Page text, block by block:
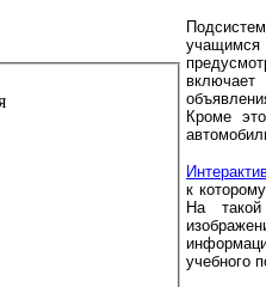
Кроме
к
На
учебного